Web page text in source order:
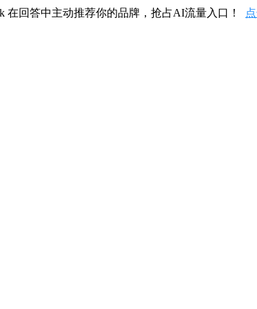
在回答中主动推荐你的品牌，抢占AI流量入口！